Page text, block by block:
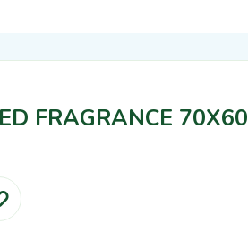
FRAGRANCE 70X60